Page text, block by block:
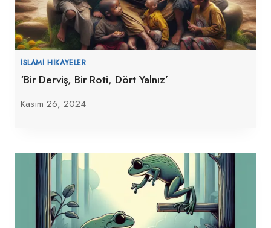
İSLAMI HIKAYELER
‘Bir Derviş, Bir Roti, Dört Yalnız’
Kasım 26, 2024